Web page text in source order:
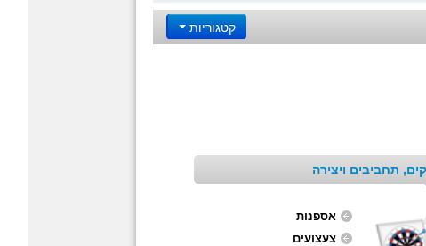
קטגוריות
תחביבים ויצירה
אספנות
צעצועים